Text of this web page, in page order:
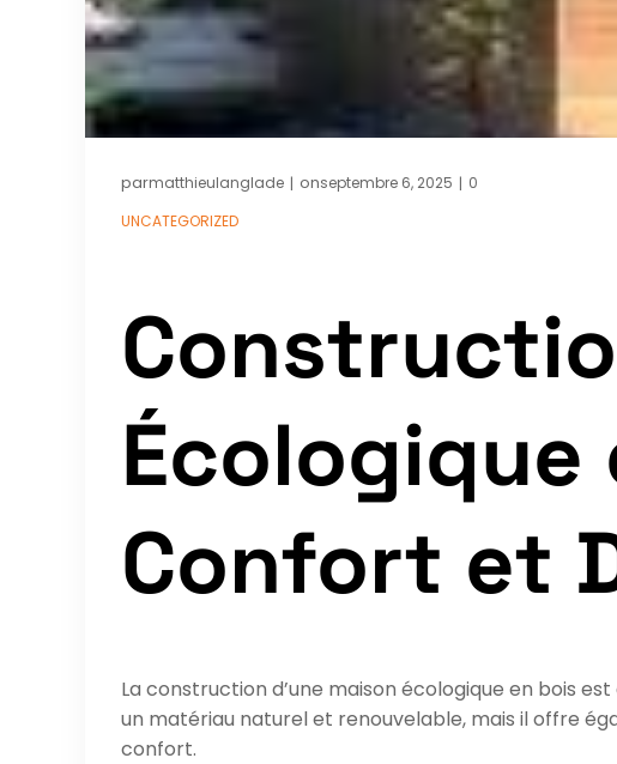
parmatthieulanglade | onseptembre 6, 2025 | 0
UNCATEGORIZED
Écologique
Confort et
La construction d’une maison écologique en bois
un matériau naturel et renouvelable, mais il offre
confort.